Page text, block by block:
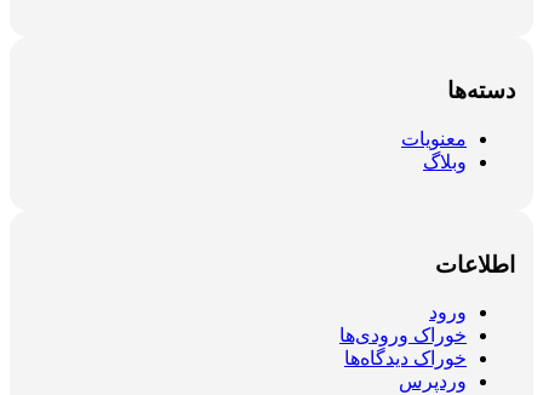
دسته‌ها
معنویات
وبلاگ
اطلاعات
ورود
خوراک ورودی‌ها
خوراک دیدگاه‌ها
وردپرس